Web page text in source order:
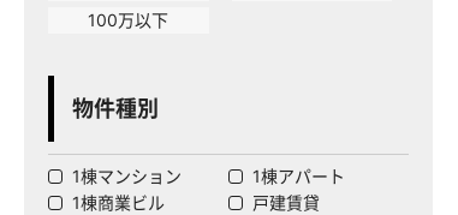
100万以下
物件種別
1棟マンション
1棟アパート
1棟商業ビル
戸建賃貸